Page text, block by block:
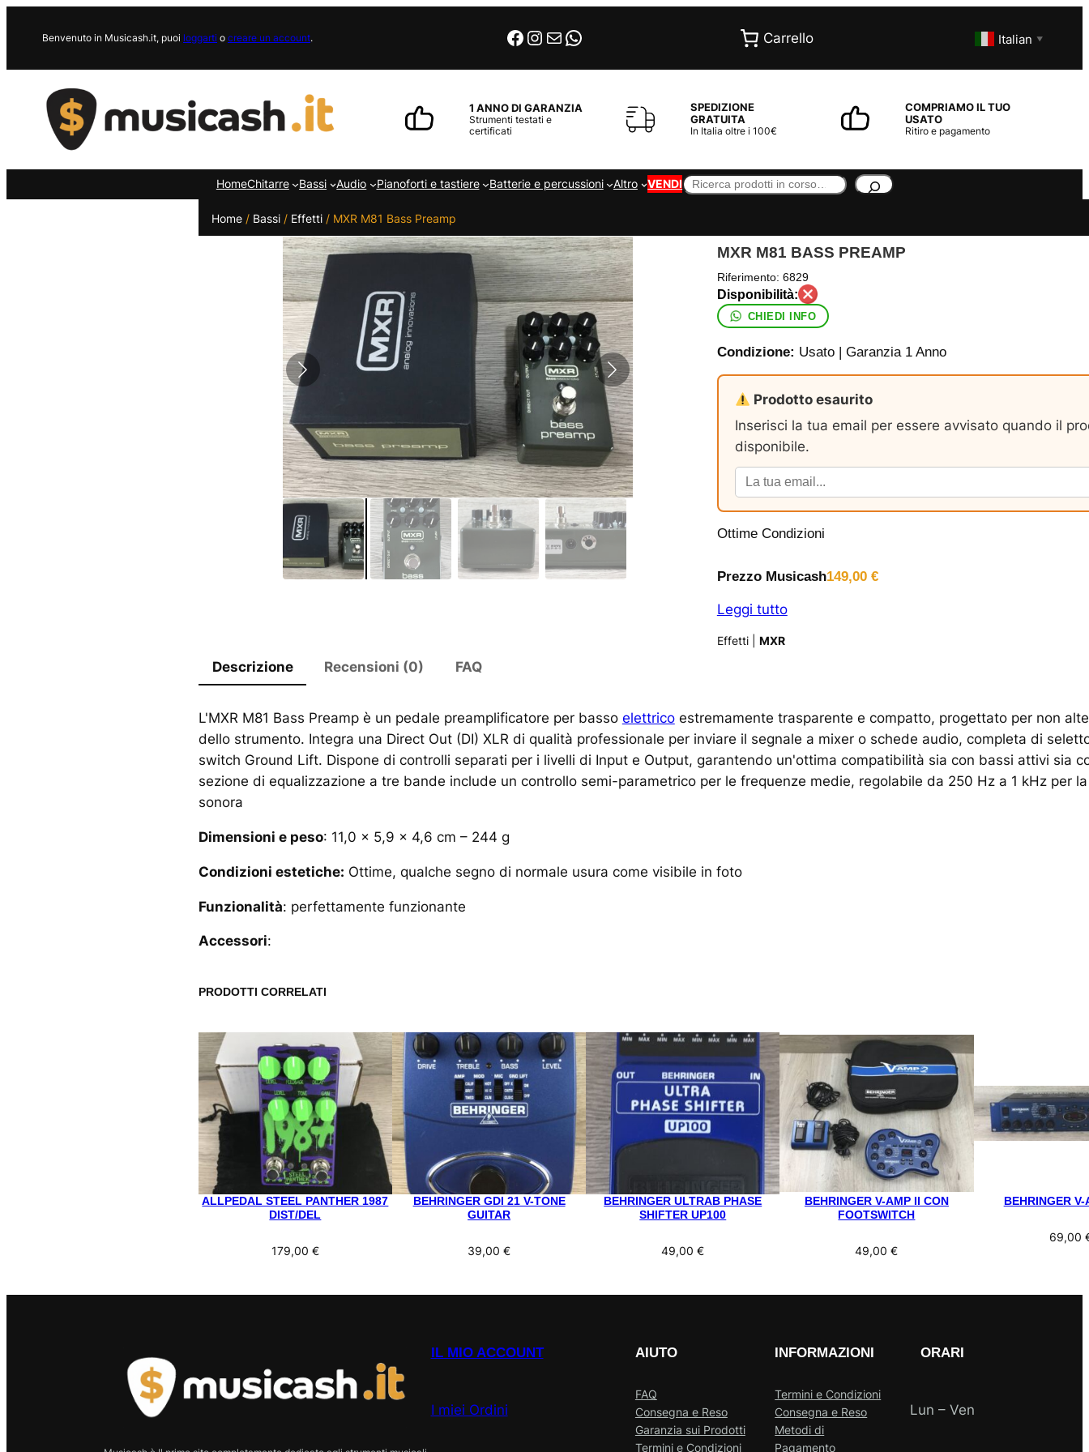
Benvenuto in Musicash.it, puoi loggarti o creare un account. Facebook
Instagram
EmailWhatsApp Carrello Italian ▼
1 ANNO DI GARANZIA
Strumenti testati e
certificati
SPEDIZIONE
GRATUITA
In Italia oltre i 100€
COMPRIAMO IL TUO
USATO
Ritiro e pagamento
HomeChitarre Bassi Audio Pianoforti e tastiere Batterie e percussioni Altro VENDICerca
Home/ Bassi/ Effetti/ MXR M81 Bass Preamp
MXR M81 BASS PREAMP
Riferimento: 6829
CHIEDI INFO
Condizione: Usato | Garanzia 1 Anno
Prodotto esaurito
Inserisci la tua email per essere avvisato quando il
disponibile.
Ottime Condizioni
Prezzo Musicash149,00 €
Leggi tutto
Effetti| MXR
Descrizione Recensioni (0) FAQ
L'MXR M81 Bass Preamp è un pedale preamplificatore per basso elettricoestremamente trasparente e compatto, progettato per non
dello strumento. Integra una Direct Out (DI) XLR di qualità professionale per inviare il segnale a mixer o schede audio, completa di
switch Ground Lift. Dispone di controlli separati per i livelli di Input e Output, garantendo un'ottima compatibilità sia con bassi attivi sia
sezione di equalizzazione a tre bande include un controllo semi-parametrico per le frequenze medie, regolabile da 250 Hz a 1 kHz per
sonora
Dimensioni e peso: 11,0 x 5,9 x 4,6 cm – 244 g
Condizioni estetiche: Ottime, qualche segno di normale usura come visibile in foto
Funzionalità: perfettamente funzionante
Accessori:
PRODOTTI CORRELATI
ALLPEDAL STEEL PANTHER 1987
DIST/DEL
179,00 €
BEHRINGER GDI 21 V-TONE
GUITAR
39,00€
BEHRINGER ULTRAB PHASE
SHIFTER UP100
49,00€
BEHRINGER V-AMP II CON
FOOTSWITCH
49,00€
BEHRINGER V-
69,00
IL MIO ACCOUNT
I miei Ordini
AIUTO
FAQ
Consegna e Reso
Garanzia sui Prodotti
Termini e Condizioni
INFORMAZIONI
Termini e Condizioni
Consegna e Reso
Metodi di
Pagamento
ORARI
Lun – Ven